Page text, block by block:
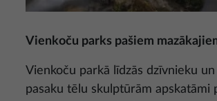
Vienkoču parks pašiem
Vienkoču parkā līdzās dzīvnieku un
pasaku tēlu skulptūrām apskatāmi